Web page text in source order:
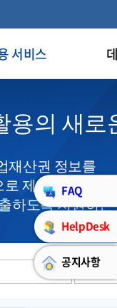
서비스
FAQ
HelpDesk
공지사항
용의 새로
재산권 정보를
로 제공하여,
하도록 지원하